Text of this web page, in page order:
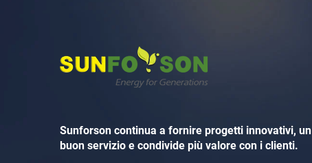
Sunforson continua a fornire progetti innovativi, un
buon servizio e condivide più valore con i clienti.